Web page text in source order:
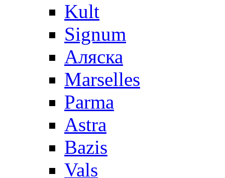
Kult
Signum
Аляска
Marselles
Parma
Astra
Bazis
Vals